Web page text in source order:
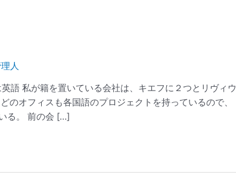
人
語 私が籍を置いている会社は、キエフに２つとリヴィウ
のオフィスも各国語のプロジェクトを持っているので、
る。 前の会 […]